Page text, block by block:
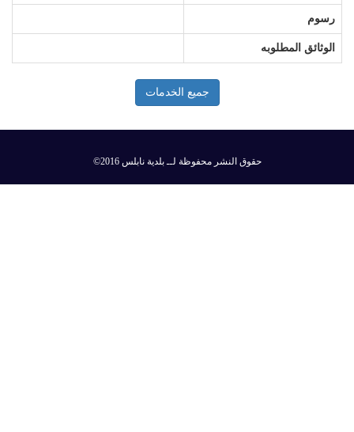
رسوم
الوثائق المطلوبه
جميع الخدمات
©2016 حقوق النشر محفوظة لــ بلدية نابلس